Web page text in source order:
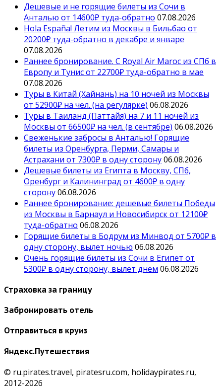
Дешевые и не горящие билеты из Сочи в
Анталью от 14600₽ туда-обратно 07.08.2026
Hola España! Летим из Москвы в Бильбао от
20200₽ туда-обратно в декабре и январе
07.08.2026
Раннее бронирование. С Royal Air Maroc из СПб в
Европу и Тунис от 22700₽ туда-обратно в мае
07.08.2026
Туры в Китай (Хайнань) на 10 ночей из Москвы
от 52900₽ на чел. (на регулярке) 06.08.2026
Туры в Таиланд (Паттайя) на 7 и 11 ночей из
Москвы от 66500₽ на чел. (в сентябре) 06.08.2026
Свеженькие забросы в Анталью! Горящие
билеты из Оренбурга, Перми, Самары и
Астрахани от 7300₽ в одну сторону06.08.2026
Дешевые билеты из Египта в Москву, СПб,
Оренбург и Калининград от 4600₽ в одну
сторону06.08.2026
Раннее бронирование: дешевые билеты Победы
из Москвы в Барнаул и Новосибирск от 12100₽
туда-обратно 06.08.2026
Горящие билеты в Бодрум из Минвод от 5700₽ в
одну сторону, вылет ночью 06.08.2026
Очень горящие билеты из Сочи в Египет от
5300₽ в одну сторону, вылет днем 06.08.2026
Страховка за границу
Забронировать отель
Отправиться в круиз
Яндекс.Путешествия
© ru.pirates.travel, piratesru.com, holidaypirates.ru,
2012-2026